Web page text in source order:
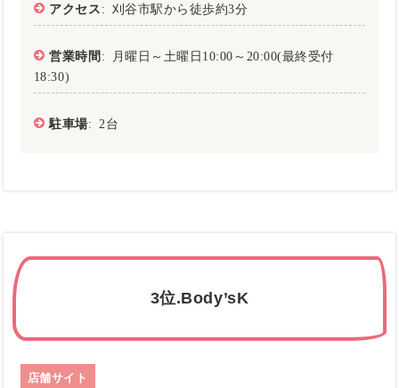
アクセス : 刈谷市駅から徒歩約3分
営業時間 : 月曜日～土曜日10:00～20:00(最終受付
18:30)
駐車場: 2台
3位.Body’sK
店舗サイト